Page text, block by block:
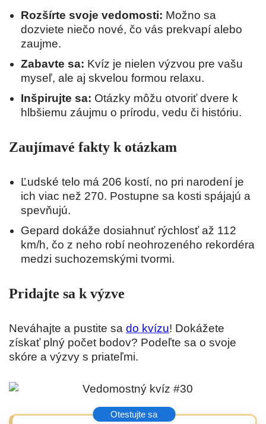
Rozšírte svoje vedomosti: Možno sa
dozviete niečo nové, čo vás prekvapí alebo
zaujme.
Zabavte sa: Kvíz je nielen výzvou pre vašu
myseľ, ale aj skvelou formou relaxu.
Inšpirujte sa: Otázky môžu otvoriť dvere k
hlbšiemu záujmu o prírodu, vedu či históriu.
Zaujímavé fakty k otázkam
Ľudské telo má 206 kostí, no pri narodení je
ich viac než 270. Postupne sa kosti spájajú a
spevňujú.
Gepard dokáže dosiahnuť rýchlosť až 112
km/h, čo z neho robí neohrozeného rekordéra
medzi suchozemskými tvormi.
Pridajte sa k výzve
Neváhajte a pustite sa do kvízu! Dokážete
získať plný počet bodov? Podeľte sa o svoje
skóre a výzvy s priateľmi.